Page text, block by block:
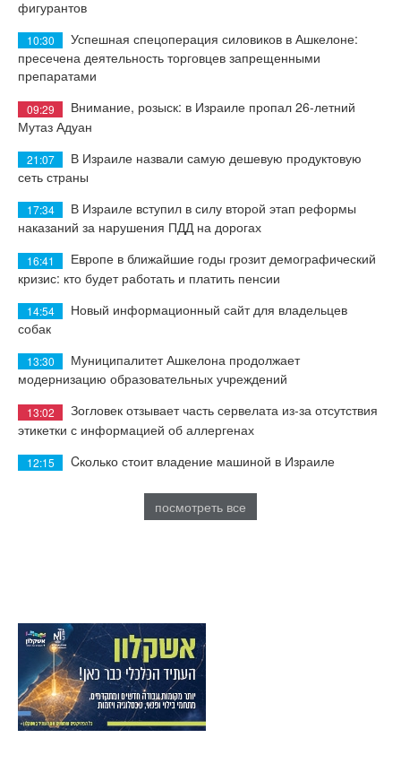
фигурантов
10:30
Успешная спецоперация силовиков в Ашкелоне:
пресечена деятельность торговцев запрещенными
препаратами
09:29
Внимание, розыск: в Израиле пропал 26-летний
Мутаз Адуан
21:07
В Израиле назвали самую дешевую продуктовую
сеть страны
17:34
В Израиле вступил в силу второй этап реформы
наказаний за нарушения ПДД на дорогах
16:41
Европе в ближайшие годы грозит демографический
кризис: кто будет работать и платить пенсии
14:54
Новый информационный сайт для владельцев
собак
13:30
Муниципалитет Ашкелона продолжает
модернизацию образовательных учреждений
13:02
Зогловек отзывает часть сервелата из-за отсутствия
этикетки с информацией об аллергенах
12:15 Cколько стоит владение машиной в Израиле
посмотреть все